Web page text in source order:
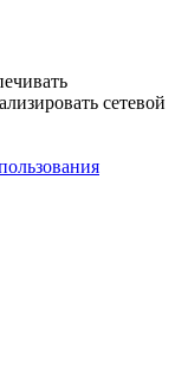
сетевой